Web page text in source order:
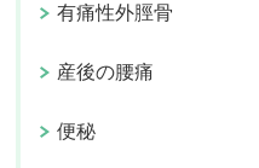
有痛性外脛骨
産後の腰痛
便秘